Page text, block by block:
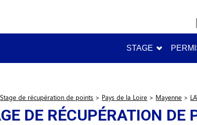
STAGE
Stage de récupération de points > Pays de la Loire > Mayenne >
DE RÉCUPÉRATION DE